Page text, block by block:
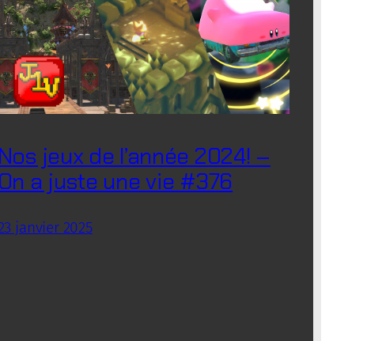
Nos jeux de l’année 2024! –
On a juste une vie #376
janvier 2025